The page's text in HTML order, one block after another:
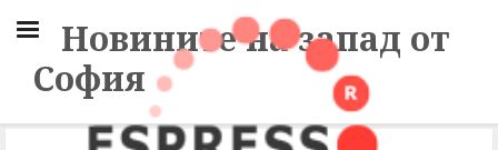
Новините на запад от
София